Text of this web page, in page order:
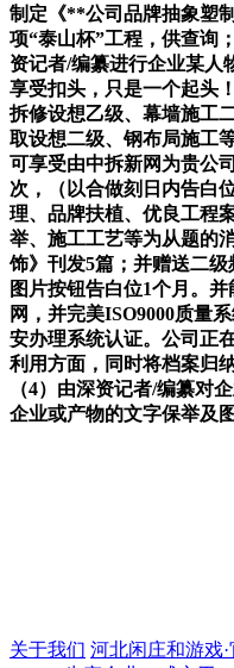
制定《**公司品牌抽象塑
项“泰山杯”工程，供查
资记者/编纂进行企业某人
享受扣头，只是一个起头
拆修设想乙级、幕墙施工
取设想二级、钢布局施工
可享受由中拆新网为贵公
次，（以合做刻日内告白
理、品牌扶植、优良工程
举、施工工艺等为从题的
饰》刊发5篇；并赠送二
图片按钮告白位1个月。
网，并完美ISO9000质量
安办理系统认证。公司正
利用方面，同时将档案归
（4）由深资记者/编纂对
企业或产物的文字保举及
关于我们 河北闲庄和游戏